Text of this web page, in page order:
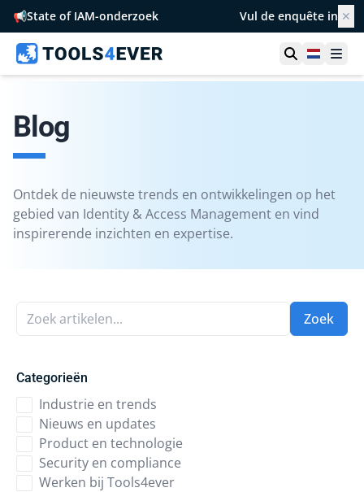
📢State of IAM-onderzoek Vul de enquête in ✕
Toon zoek
Blog
Ontdek de nieuwste trends en ontwikkelingen op het
gebied van Identity & Access Management en vind
inspirerende inzichten en expertise.
Zoek artikelen... Zoek
Categorieën
Industrie en trends
Nieuws en updates
Product en technologie
Security en compliance
Werken bij Tools4ever